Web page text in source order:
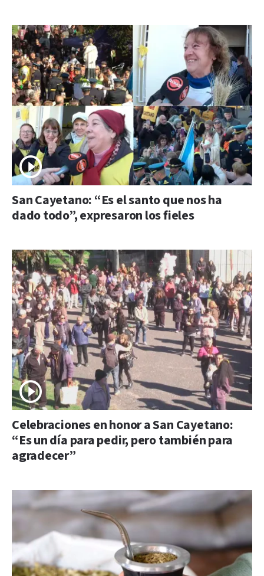
San Cayetano: “Es el santo que nos ha
dado todo”, expresaron los fieles
Celebraciones en honor a San Cayetano:
“Es un día para pedir, pero también para
agradecer”